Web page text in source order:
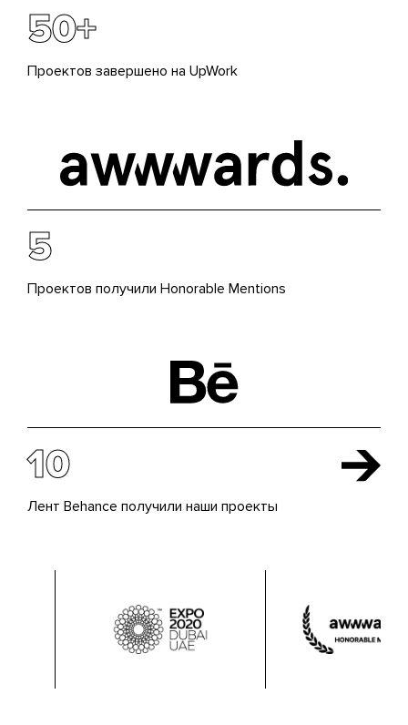
50+
Проектов завершено на UpWork
5
Проектов получили Honorable Mentions
10
Лент Behance получили наши проекты